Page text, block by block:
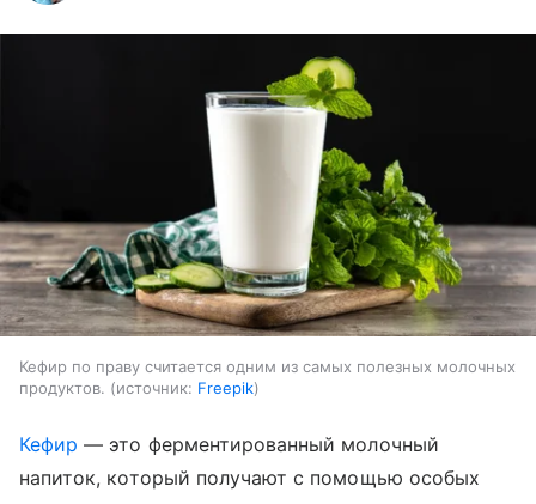
Кефир по праву считается одним из самых полезных молочных
продуктов.
источник: Freepik
Кефир — это ферментированный молочный
напиток, который получают с помощью особых